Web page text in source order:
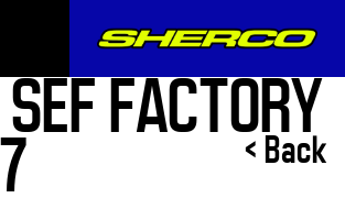
Video MY27
FACTORY
< Back